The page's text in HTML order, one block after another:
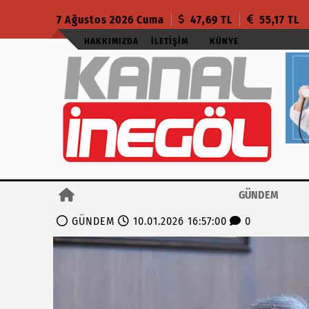
7 Ağustos 2026 Cuma 47,69 TL 55,17 TL
HAKKIMIZDA İLETIŞIM KÜNYE
GÜNDEM
GÜNDEM
10.01.2026 16:57:00 0